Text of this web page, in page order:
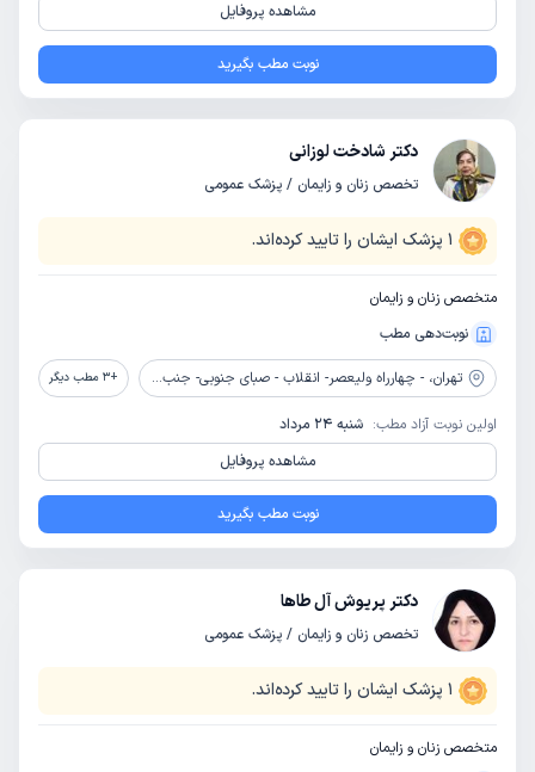
مشاهده پروفایل
نوبت مطب بگیرید
دکتر شادخت لوزانی
تخصص زنان و زایمان / پزشک عمومی
1 پزشک ایشان را تایید کرده‌اند.
متخصص زنان و زایمان
نوبت‌دهی مطب
تهران، - چهارراه ولیعصر- انقلاب - صبای جنوبی- جنب بیمارستان مدائن- کوچه شهید صدیقی- پلاک 9 - طبقه 1 +
3 مطب دیگر
اولین نوبت آزاد مطب: شنبه 24 مرداد
مشاهده پروفایل
نوبت مطب بگیرید
دکتر پریوش آل طاها
تخصص زنان و زایمان / پزشک عمومی
1 پزشک ایشان را تایید کرده‌اند.
متخصص زنان و زایمان